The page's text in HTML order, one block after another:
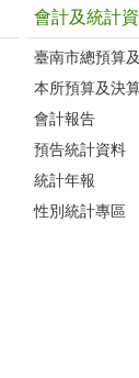
會計及統計
臺南市總預算
本所預算及決
會計報告
預告統計資料
統計年報
性別統計專區